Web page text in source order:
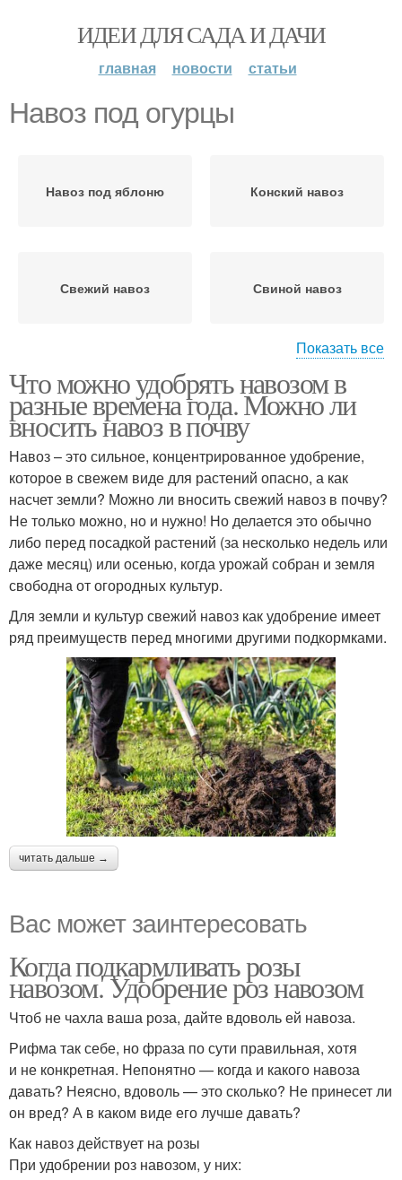
ИДЕИ ДЛЯ САДА И ДАЧИ
главная новости статьи
Навоз под огурцы
Навоз под яблоню Конский навоз
Свежий навоз Свиной навоз
Навоз для удобрения Коровий навоз
Навоз под малину
Показать все
Что можно удобрять навозом в
разные времена года. Можно ли
вносить навоз в почву
Навоз – это сильное, концентрированное удобрение,
которое в свежем виде для растений опасно, а как
насчет земли? Можно ли вносить свежий навоз в почву?
Не только можно, но и нужно! Но делается это обычно
либо перед посадкой растений (за несколько недель или
даже месяц) или осенью, когда урожай собран и земля
свободна от огородных культур.
Для земли и культур свежий навоз как удобрение имеет
ряд преимуществ перед многими другими подкормками.
читать дальше →
Вас может заинтересовать
Когда подкармливать розы
навозом. Удобрение роз навозом
Чтоб не чахла ваша роза, дайте вдоволь ей навоза.
Рифма так себе, но фраза по сути правильная, хотя
и не конкретная. Непонятно — когда и какого навоза
давать? Неясно, вдоволь — это сколько? Не принесет ли
он вред? А в каком виде его лучше давать?
Как навоз действует на розы
При удобрении роз навозом, у них: